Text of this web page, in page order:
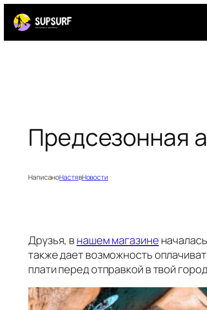
Перейти
содержимому
Предсезонная
НаписаноНастявНовости
Друзья, в нашем магазине
также дает возможность
плати перед отправкой в твой